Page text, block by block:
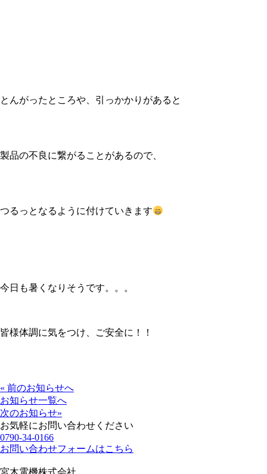
とんがったところや、引っかかりがあると
製品の不良に繋がることがあるので、
つるっとなるように付けていきます
今日も暑くなりそうです。。。
皆様体調に気をつけ、ご安全に！！
« 前のお知らせへ
お知らせ一覧へ
次のお知らせ»
お気軽にお問い合わせください
0790-34-0166
お問い合わせフォームはこちら
宮木電機株式会社